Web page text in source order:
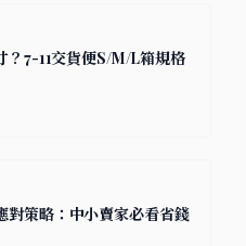
？7-11交貨便S/M/L箱規格
對策略：中小賣家必看省錢